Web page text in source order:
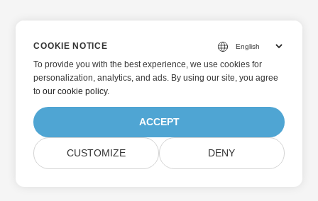
COOKIE NOTICE
To provide you with the best experience, we use cookies for
personalization, analytics, and ads. By using our site, you agree
toour cookie policy.
ACCEPT
CUSTOMIZE DENY